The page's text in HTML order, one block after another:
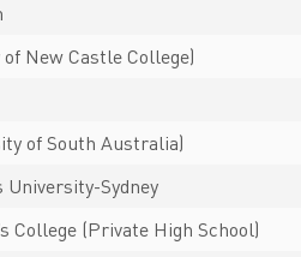
New Castle College)
of South Australia)
Sydney
College (Private High School)